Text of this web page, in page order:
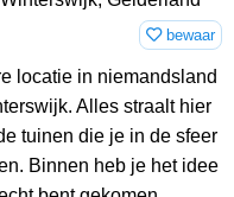
bewaar
locatie in niemandsland
Alles straalt hier
tuinen die je in de sfeer
Binnen heb je het idee